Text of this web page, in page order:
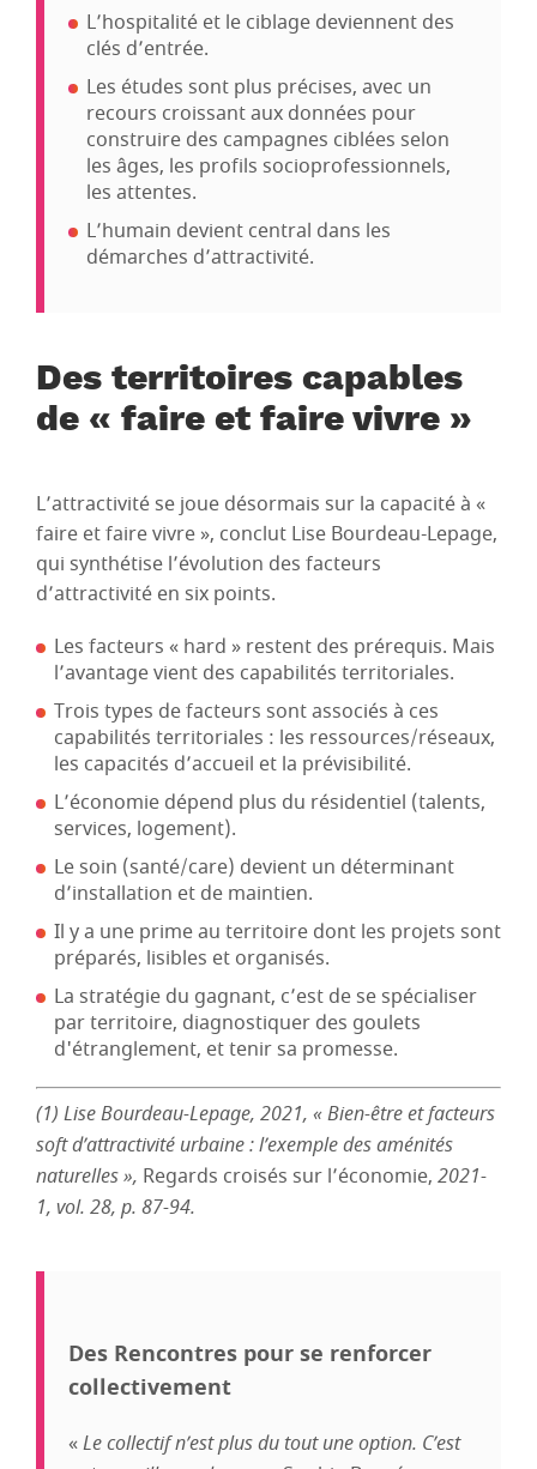
L’hospitalité et le ciblage deviennent des
clés d’entrée.
Les études sont plus précises, avec un
recours croissant aux données pour
construire des campagnes ciblées selon
les âges, les profils socioprofessionnels,
les attentes.
L’humain devient central dans les
démarches d’attractivité.
Des territoires capables
de « faire et faire vivre »
L’attractivité se joue désormais sur la capacité à «
faire et faire vivre », conclut Lise Bourdeau-Lepage,
qui synthétise l’évolution des facteurs
d’attractivité en six points.
Les facteurs « hard » restent des prérequis. Mais
l’avantage vient des capabilités territoriales.
Trois types de facteurs sont associés à ces
capabilités territoriales : les ressources/réseaux,
les capacités d’accueil et la prévisibilité.
L’économie dépend plus du résidentiel (talents,
services, logement).
Le soin (santé/care) devient un déterminant
d’installation et de maintien.
Il y a une prime au territoire dont les projets sont
préparés, lisibles et organisés.
La stratégie du gagnant, c’est de se spécialiser
par territoire, diagnostiquer des goulets
d'étranglement, et tenir sa promesse.
(1) Lise Bourdeau-Lepage, 2021, « Bien-être et facteurs
soft d’attractivité urbaine : l’exemple des aménités
naturelles », Regards croisés sur l’économie, 2021-
1, vol. 28, p. 87-94.
Des Rencontres pour se renforcer
collectivement
«Le collectif n’est plus du tout une option. C’est